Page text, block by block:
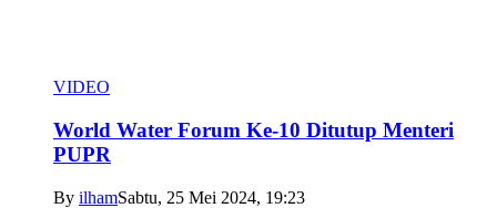
VIDEO
World Water Forum Ke-10 Ditutup Menteri
PUPR
By ilhamSabtu, 25 Mei 2024, 19:23